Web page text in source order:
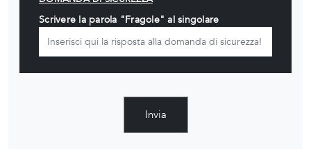
Scrivere la parola "Fragole" al singolare
Invia